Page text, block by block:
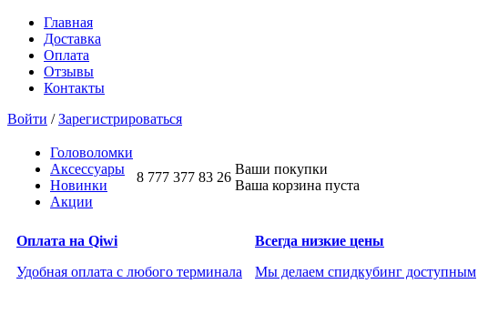
Главная
Доставка
Оплата
Отзывы
Контакты
Войти /Зарегистрироваться
Головоломки
Аксессуары
Новинки
Акции
8 777 377 83 26
Ваши покупки
Ваша корзина пуста
Оплата на Qiwi
Удобная оплата с любого терминала
Всегда низкие цены
Мы делаем спидкубинг доступным